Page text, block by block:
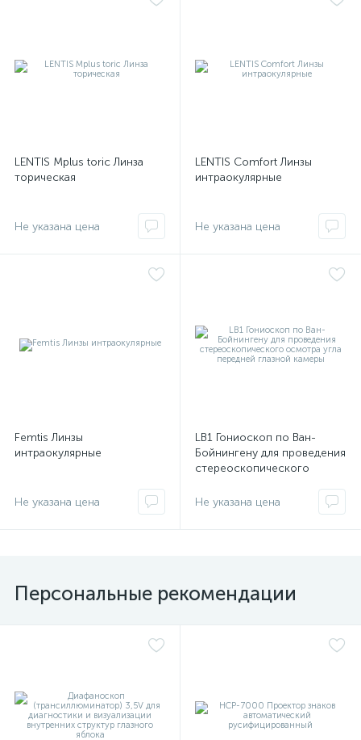
LENTIS Mplus toric Линза
торическая
Не указана цена
LENTIS Comfort Линзы
интраокулярные
Не указана цена
Femtis Линзы
интраокулярные
Не указана цена
LB1 Гониоскоп по Ван-
Бойнингену для проведения
стереоскопического
глазной камеры
Не указана цена
Персональные рекомендации